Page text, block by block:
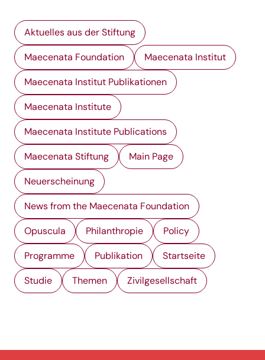
Aktuelles aus der Stiftung
Maecenata Foundation Maecenata Institut
Maecenata Institut Publikationen
Maecenata Institute
Maecenata Institute Publications
Maecenata Stiftung Main Page
Neuerscheinung
News from the Maecenata Foundation
Opuscula Philanthropie Policy
Programme Publikation Startseite
Studie Themen Zivilgesellschaft